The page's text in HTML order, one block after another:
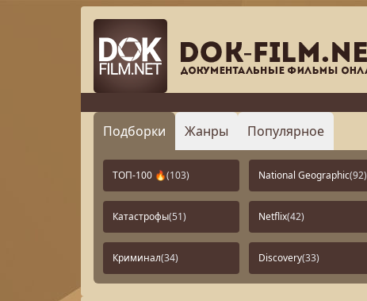
Подборки Жанры Популярное
ТОП-100 🔥(103) National Geographic(92)
Катастрофы(51) Netflix(42)
Криминал(34) Discovery(33)